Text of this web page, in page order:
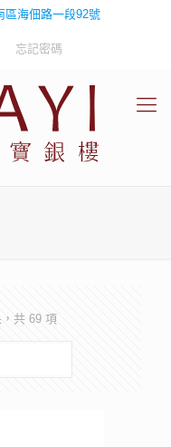
區海佃路一段92號
忘記密碼
共 69 項